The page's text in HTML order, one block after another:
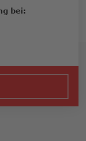
bei: